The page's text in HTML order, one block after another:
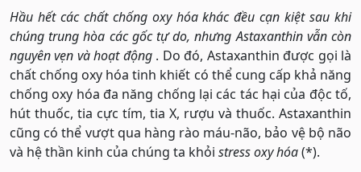
Hầu hết các chất chống oxy hóa khác đều cạn kiệt sau khi
chúng trung hòa các gốc tự do, nhưng Astaxanthin vẫn còn
nguyên vẹn và hoạt động. Do đó, Astaxanthin được gọi là
chất chống oxy hóa tinh khiết có thể cung cấp khả năng
chống oxy hóa đa năng chống lại các tác hại của độc tố,
hút thuốc, tia cực tím, tia X, rượu và thuốc. Astaxanthin
cũng có thể vượt qua hàng rào máu-não, bảo vệ bộ não
và hệ thần kinh của chúng ta khỏi stress oxy hóa(*).